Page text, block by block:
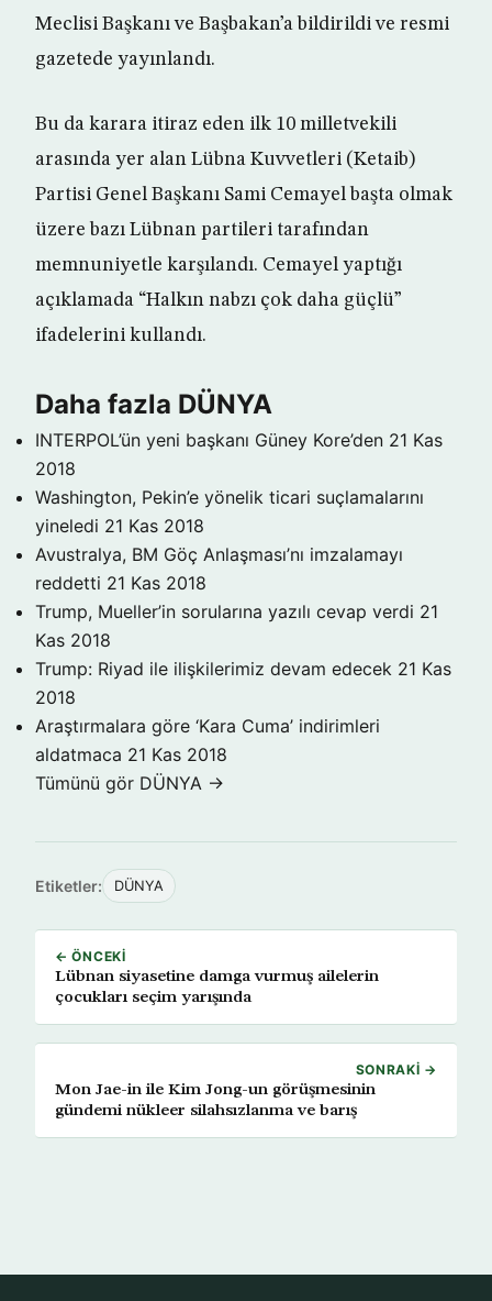
Meclisi Başkanı ve Başbakan’a bildirildi ve resmi
gazetede yayınlandı.
Bu da karara itiraz eden ilk 10 milletvekili
arasında yer alan Lübna Kuvvetleri (Ketaib)
Partisi Genel Başkanı Sami Cemayel başta olmak
üzere bazı Lübnan partileri tarafından
memnuniyetle karşılandı. Cemayel yaptığı
açıklamada “Halkın nabzı çok daha güçlü”
ifadelerini kullandı.
Daha fazla DÜNYA
INTERPOL’ün yeni başkanı Güney Kore’den 21 Kas
2018
Washington, Pekin’e yönelik ticari suçlamalarını
yineledi 21 Kas 2018
Avustralya, BM Göç Anlaşması’nı imzalamayı
reddetti 21 Kas 2018
Trump, Mueller’in sorularına yazılı cevap verdi 21
Kas 2018
Trump: Riyad ile ilişkilerimiz devam edecek 21 Kas
2018
Araştırmalara göre ‘Kara Cuma’ indirimleri
aldatmaca 21 Kas 2018
Tümünü gör DÜNYA →
Etiketler: DÜNYA
← ÖNCEKI
Lübnan siyasetine damga vurmuş ailelerin
çocukları seçim yarışında
SONRAKI →
Mon Jae-in ile Kim Jong-un görüşmesinin
gündemi nükleer silahsızlanma ve barış